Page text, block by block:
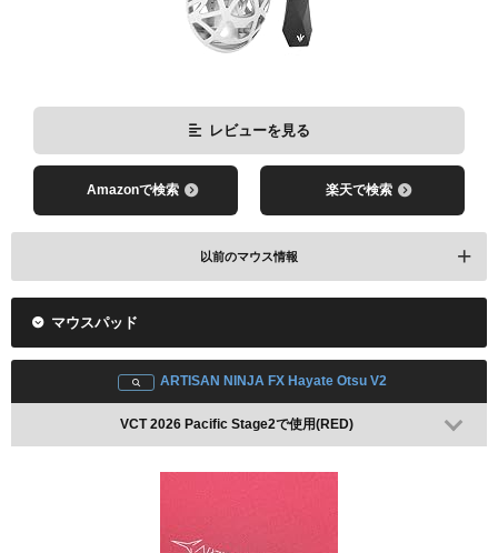
レビューを見る
Amazonで検索 楽天で検索
以前のマウス情報
VCT 2025 Pacific Stage2で使用
Amazonで検索
マウスパッド
ARTISAN NINJA FX Hayate Otsu V2
VCT 2026 Pacific Stage2で使用(RED)